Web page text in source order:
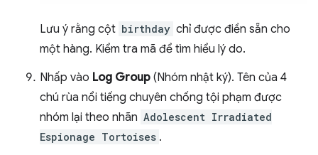
Lưu ý rằng cột birthday chỉ được điền sẵn cho
một hàng. Kiểm tra mã để tìm hiểu lý do.
Nhấp vào Log Group (Nhóm nhật ký). Tên của 4
chú rùa nổi tiếng chuyên chống tội phạm được
nhóm lại theo nhãn Adolescent Irradiated
Espionage Tortoises .